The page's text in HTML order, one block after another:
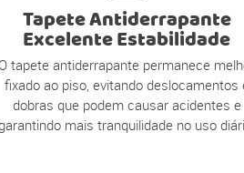
Tapete Antiderrapante
Excelente Estabilidade
O tapete antiderrapante permanece
fixado ao piso, evitando deslocamentos
dobras que podem causar acidentes e
garantindo mais tranquilidade no uso